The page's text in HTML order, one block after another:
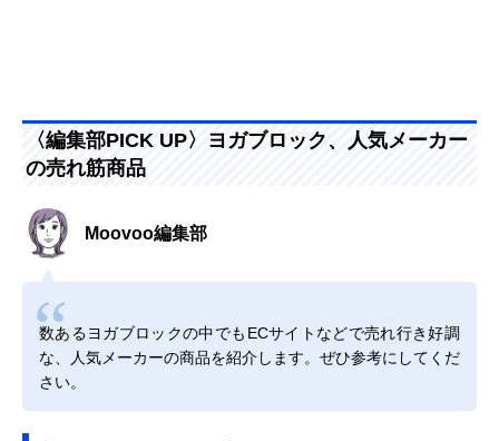
〈編集部PICK UP〉ヨガブロック、人気メーカー
の売れ筋商品
Moovoo編集部
数あるヨガブロックの中でもECサイトなどで売れ行き好調
な、人気メーカーの商品を紹介します。ぜひ参考にしてくだ
さい。